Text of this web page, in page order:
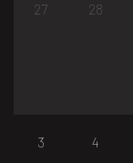
27 28
3 4